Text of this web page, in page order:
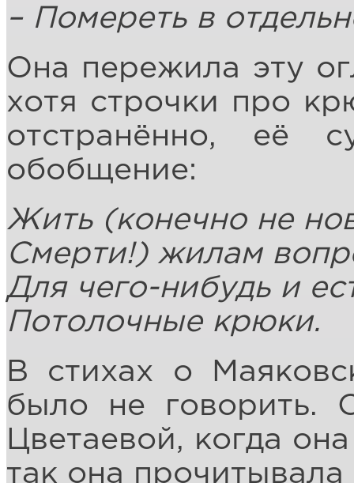
– Помереть в
Она пережила эту
хотя строчки про
отстранённо, её
обобщение:
Жить (конечно не
Смерти!) жилам
Для чего-нибудь и
Потолочные крюки.
В стихах о
было не говорить.
Цветаевой, когда
так она